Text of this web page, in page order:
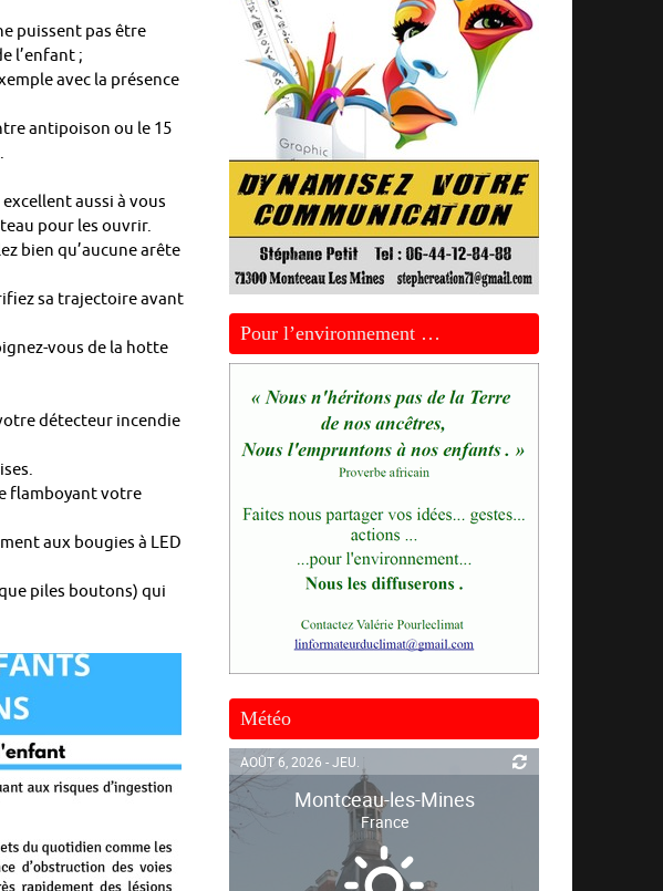
puissent pas être
l’enfant ;
avec la présence
antipoison ou le 15
aussi à vous
pour les ouvrir.
bien qu’aucune arête
sa trajectoire avant
vous de la hotte
détecteur incendie
flamboyant votre
aux bougies à LED
piles boutons) qui
Pour l’environnement …
Météo
AOÛT 6, 2026 - JEU.
Montceau-les-Mines
France